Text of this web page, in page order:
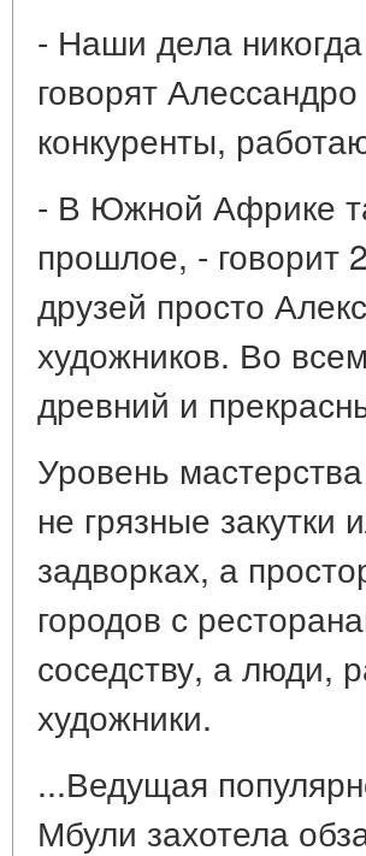
- Наши дела
говорят
конкуренты,
- В Южной Африке
прошлое, - говорит
друзей просто
художников. Во
древний и
Уровень
не грязные закутки
задворках, а
городов с
соседству, а люди,
художники.
...Ведущая
Мбули захотела